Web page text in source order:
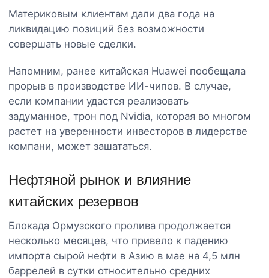
Материковым клиентам дали два года на
ликвидацию позиций без возможности
совершать новые сделки.
Напомним, ранее китайская Huawei пообещала
прорыв в производстве ИИ-чипов. В случае,
если компании удастся реализовать
задуманное, трон под Nvidia, которая во многом
растет на уверенности инвесторов в лидерстве
компани, может зашататься.
Нефтяной рынок и влияние
китайских резервов
Блокада Ормузского пролива продолжается
несколько месяцев, что привело к падению
импорта сырой нефти в Азию в мае на 4,5 млн
баррелей в сутки относительно средних